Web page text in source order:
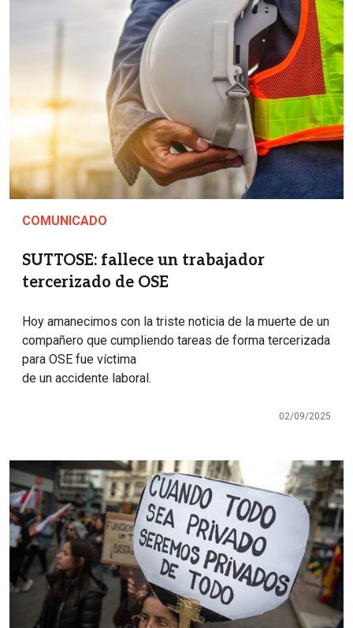
COMUNICADO
SUTTOSE: fallece un trabajador
tercerizado de OSE
Hoy amanecimos con la triste noticia de la muerte de un
compañero que cumpliendo tareas de forma tercerizada
para OSE fue víctima
de un accidente laboral.
02/09/2025
Imagen